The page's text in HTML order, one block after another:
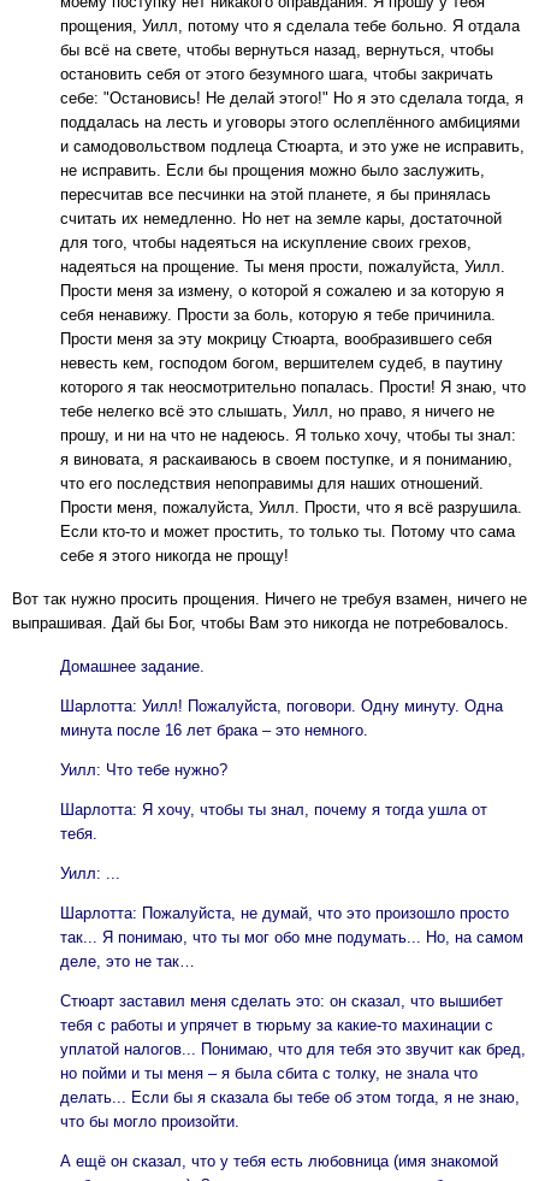
прощения, Уилл, потому что я сделала тебе больно. Я отдала
бы всё на свете, чтобы вернуться назад, вернуться, чтобы
остановить себя от этого безумного шага, чтобы закричать
себе: "Остановись! Не делай этого!" Но я это сделала тогда, я
поддалась на лесть и уговоры этого ослеплённого амбициями
и самодовольством подлеца Стюарта, и это уже не исправить,
не исправить. Если бы прощения можно было заслужить,
пересчитав все песчинки на этой планете, я бы принялась
считать их немедленно. Но нет на земле кары, достаточной
для того, чтобы надеяться на искупление своих грехов,
надеяться на прощение. Ты меня прости, пожалуйста, Уилл.
Прости меня за измену, о которой я сожалею и за которую я
себя ненавижу. Прости за боль, которую я тебе причинила.
Прости меня за эту мокрицу Стюарта, вообразившего себя
невесть кем, господом богом, вершителем судеб, в паутину
которого я так неосмотрительно попалась. Прости! Я знаю, что
тебе нелегко всё это слышать, Уилл, но право, я ничего не
прошу, и ни на что не надеюсь. Я только хочу, чтобы ты знал:
я виновата, я раскаиваюсь в своем поступке, и я пониманию,
что его последствия непоправимы для наших отношений.
Прости меня, пожалуйста, Уилл. Прости, что я всё разрушила.
Если кто-то и может простить, то только ты. Потому что сама
себе я этого никогда не прощу!
Вот так нужно просить прощения. Ничего не требуя взамен, ничего не
выпрашивая. Дай бы Бог, чтобы Вам это никогда не потребовалось.
Домашнее задание.
Шарлотта: Уилл! Пожалуйста, поговори. Одну минуту. Одна
минута после 16 лет брака – это немного.
Уилл: Что тебе нужно?
Шарлотта: Я хочу, чтобы ты знал, почему я тогда ушла от
тебя.
Уилл: ...
Шарлотта: Пожалуйста, не думай, что это произошло просто
так... Я понимаю, что ты мог обо мне подумать... Но, на самом
деле, это не так…
Стюарт заставил меня сделать это: он сказал, что вышибет
тебя с работы и упрячет в тюрьму за какие-то махинации с
уплатой налогов... Понимаю, что для тебя это звучит как бред,
но пойми и ты меня – я была сбита с толку, не знала что
делать... Если бы я сказала бы тебе об этом тогда, я не знаю,
что бы могло произойти.
А ещё он сказал, что у тебя есть любовница (имя знакомой